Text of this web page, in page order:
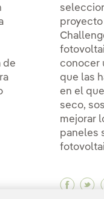
de
web? El gran
web? El gran
web? El
proyecto
conocer
que las
en el
seco,
mejorar
paneles